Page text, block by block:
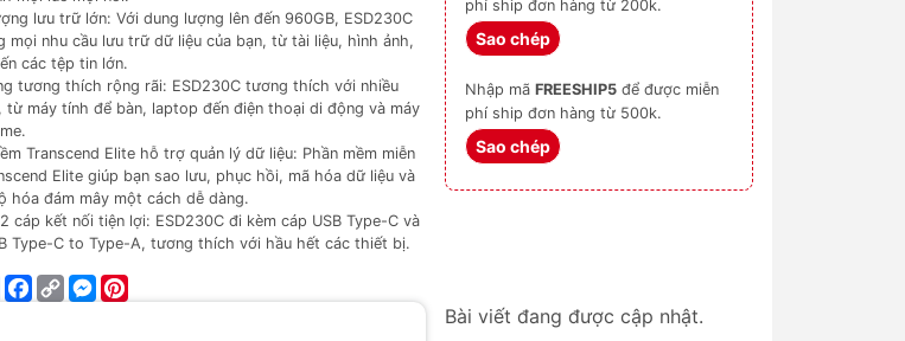
lưu trữ lớn: Với dung lượng lên đến 960GB, ESD230C
mọi nhu cầu lưu trữ dữ liệu của bạn, từ tài liệu, hình ảnh,
các tệp tin lớn.
tương thích rộng rãi: ESD230C tương thích với nhiều
từ máy tính để bàn, laptop đến điện thoại di động và máy
Transcend Elite hỗ trợ quản lý dữ liệu: Phần mềm miễn
Elite giúp bạn sao lưu, phục hồi, mã hóa dữ liệu và
hóa đám mây một cách dễ dàng.
cáp kết nối tiện lợi: ESD230C đi kèm cáp USB Type-C và
Type-C to Type-A, tương thích với hầu hết các thiết bị.
ShareFacebook
Copy
Link
Messenger
phí ship đơn hàng từ 200k.
Sao chép
Nhập mã FREESHIP5
phí ship đơn hàng từ 500k.
Sao chép
Bài viết đang được cập nhật.